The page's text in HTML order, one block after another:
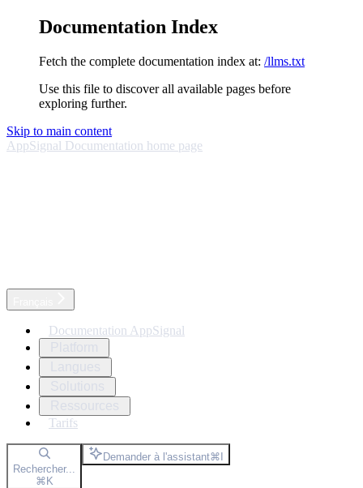
Documentation Index
Fetch the complete documentation index at: /llms.txt
Use this file to discover all available pages before
exploring further.
Skip to main content
AppSignal Documentation home page
Documentation AppSignal
Tarifs
Rechercher...
⌘K
Demander à l'assistant⌘I